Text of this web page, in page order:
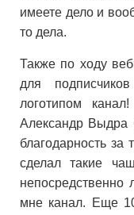
имеете дело и
то дела.
Также по ходу
для
логотипом
Александр
благодарность за
сделал такие
непосредственно
мне канал. Еще